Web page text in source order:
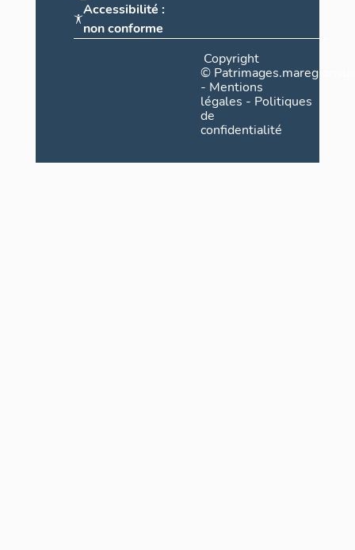
Accessibilité :
non conforme
Copyright
©
- Mentions
légales - Politiques
de
confidentialité